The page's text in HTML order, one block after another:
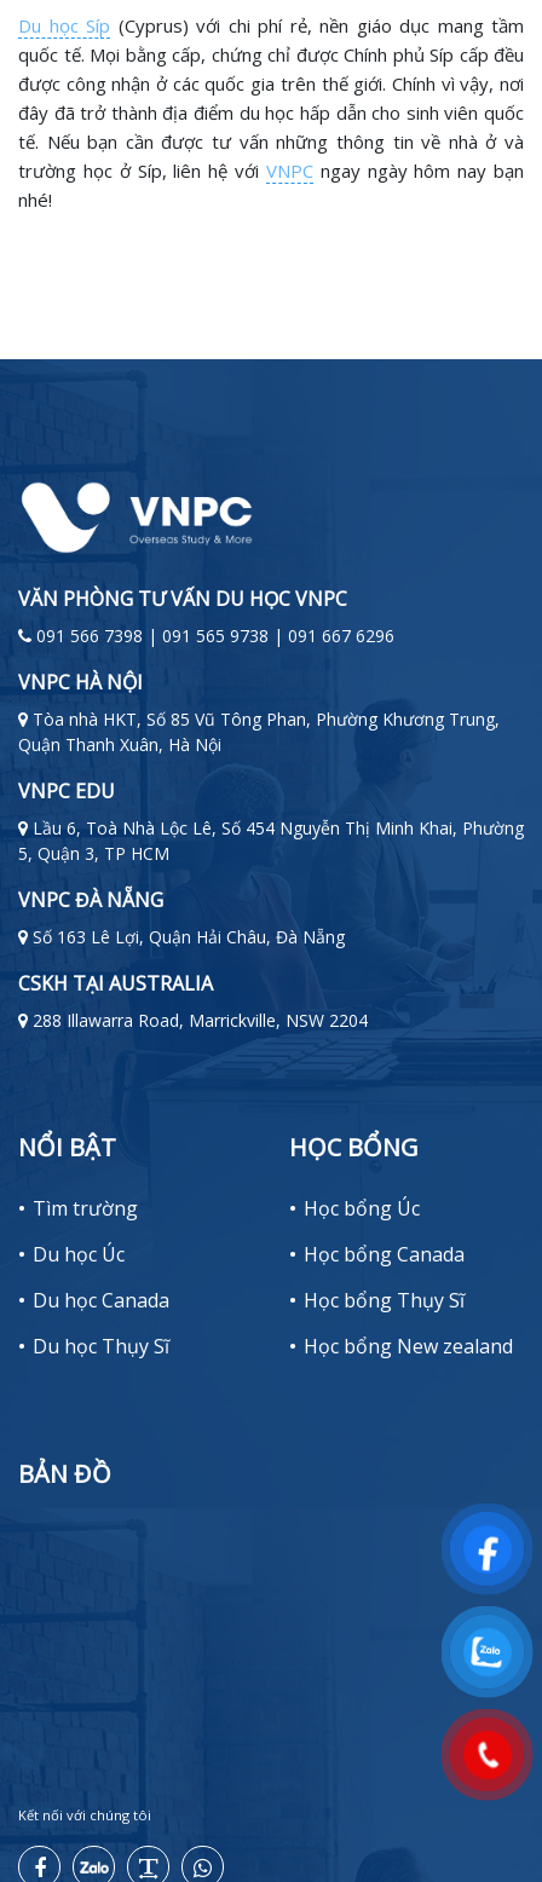
Du học Síp (Cyprus) với chi phí rẻ, nền giáo dục mang tầm
quốc tế. Mọi bằng cấp, chứng chỉ được Chính phủ Síp cấp đều
được công nhận ở các quốc gia trên thế giới. Chính vì vậy, nơi
đây đã trở thành địa điểm du học hấp dẫn cho sinh viên quốc
tế. Nếu bạn cần được tư vấn những thông tin về nhà ở và
trường học ở Síp, liên hệ với VNPCngay ngày hôm nay bạn
nhé!
VĂN PHÒNG TƯ VẤN DU HỌC VNPC
091 566 7398 | 091 565 9738 | 091 667 6296
VNPC HÀ NỘI
Tòa nhà HKT, Số 85 Vũ Tông Phan, Phường Khương Trung,
Quận Thanh Xuân, Hà Nội
VNPC EDU
Lầu 6, Toà Nhà Lộc Lê, Số 454 Nguyễn Thị Minh Khai, Phường
5, Quận 3, TP HCM
VNPC ĐÀ NẴNG
Số 163 Lê Lợi, Quận Hải Châu, Đà Nẵng
CSKH TẠI AUSTRALIA
288 Illawarra Road, Marrickville, NSW 2204
NỔI BẬT
Tìm trường
Du học Úc
Du học Canada
Du học Thụy Sĩ
HỌC BỔNG
Học bổng Úc
Học bổng Canada
Học bổng Thụy Sĩ
Học bổng New zealand
BẢN ĐỒ
Kết nối với chúng tôi